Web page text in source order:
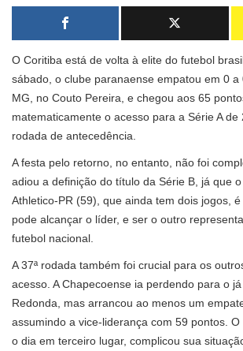
O Coritiba está de volta à elite do futebol
sábado, o clube paranaense empatou em 0 a
MG, no Couto Pereira, e chegou aos 65
matematicamente o acesso para a Série A de
rodada de antecedência.
A festa pelo retorno, no entanto, não foi
adiou a definição do título da Série B, já que
Athletico-PR (59), que ainda tem dois jogos,
pode alcançar o líder, e ser o outro
futebol nacional.
A 37ª rodada também foi crucial para os
acesso. A Chapecoense ia perdendo para o
Redonda, mas arrancou ao menos um
assumindo a vice-liderança com 59 pontos.
o dia em terceiro lugar, complicou sua